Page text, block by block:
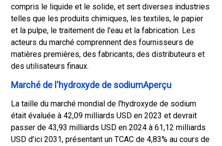
compris le liquide et le solide, et sert diverses industries
telles que les produits chimiques, les textiles, le papier
et la pulpe, le traitement de l'eau et la fabrication. Les
acteurs du marché comprennent des fournisseurs de
matières premières, des fabricants, des distributeurs et
des utilisateurs finaux.
Marché de l'hydroxyde de sodiumAperçu
La taille du marché mondial de l'hydroxyde de sodium
était évaluée à 42,09 milliards USD en 2023 et devrait
passer de 43,93 milliards USD en 2024 à 61,12 milliards
USD d'ici 2031, présentant un TCAC de 4,83% au cours de